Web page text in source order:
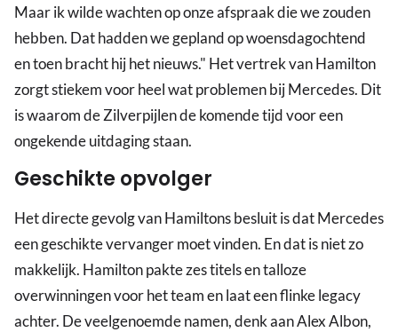
Maar ik wilde wachten op onze afspraak die we zouden
hebben. Dat hadden we gepland op woensdagochtend
en toen bracht hij het nieuws." Het vertrek van Hamilton
zorgt stiekem voor heel wat problemen bij Mercedes. Dit
is waarom de Zilverpijlen de komende tijd voor een
ongekende uitdaging staan.
Geschikte opvolger
Het directe gevolg van Hamiltons besluit is dat Mercedes
een geschikte vervanger moet vinden. En dat is niet zo
makkelijk. Hamilton pakte zes titels en talloze
overwinningen voor het team en laat een flinke legacy
achter. De veelgenoemde namen, denk aan Alex Albon,